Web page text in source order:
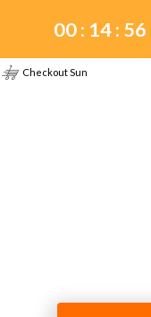
00 : 14: 56
Checkout Sun